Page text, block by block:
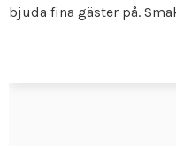
bjuda fina gäster på.